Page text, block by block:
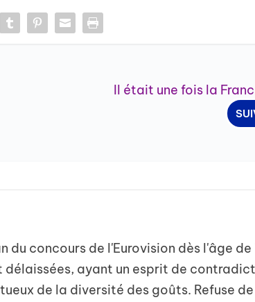
Il était une fois la
du concours de l'Eurovision dès l'âge de
délaissées, ayant un esprit de
de la diversité des goûts. Refuse